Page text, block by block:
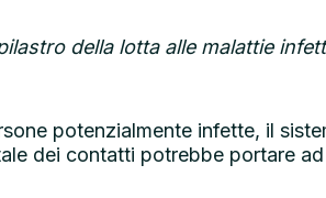
della lotta alle malattie
potenzialmente infette, il
dei contatti potrebbe portare